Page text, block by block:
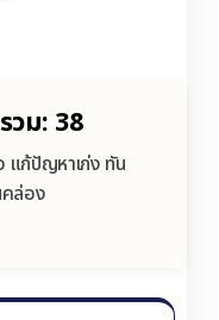
วม: 38
แก้ปัญหาเก่ง ทัน
ล่อง